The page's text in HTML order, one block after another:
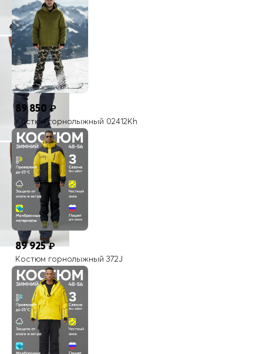
89 850 ₽
Костюм горнолыжный 02412Kh
89 925₽
Костюм горнолыжный 372J